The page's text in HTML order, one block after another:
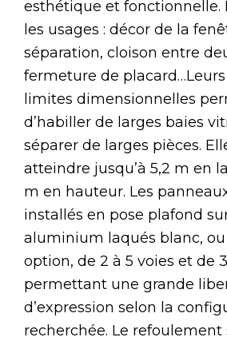
esthétique et fonctionnelle.
les usages : décor de la
séparation, cloison entre
fermeture de
limites dimensionnelles
d’habiller de larges baies
séparer de larges pièces.
atteindre jusqu’à 5,2 m en
m en hauteur. Les
installés en pose plafond
aluminium laqués blanc, ou
option, de 2 à 5 voies et de
permettant une grande
d’expression selon la
recherchée. Le refoulement